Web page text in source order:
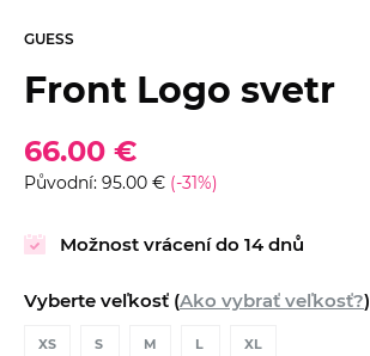
GUESS
Front Logo svetr
66.00 €
Původní: 95.00 € (-31%)
Možnost vrácení do 14 dnů
Vyberte veľkosť (Ako vybrať veľkosť?)
XS S M L XL